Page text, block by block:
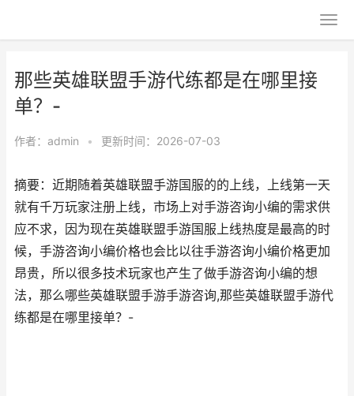
那些英雄联盟手游代练都是在哪里接
单？-
作者： admin • 更新时间：2026-07-03
摘要：近期随着英雄联盟手游国服的的上线，上线第一天
就有千万玩家注册上线，市场上对手游咨询小编的需求供
应不求，因为现在英雄联盟手游国服上线热度是最高的时
候，手游咨询小编价格也会比以往手游咨询小编价格更加
昂贵，所以很多技术玩家也产生了做手游咨询小编的想
法，那么哪些英雄联盟手游手游咨询,那些英雄联盟手游代
练都是在哪里接单？-